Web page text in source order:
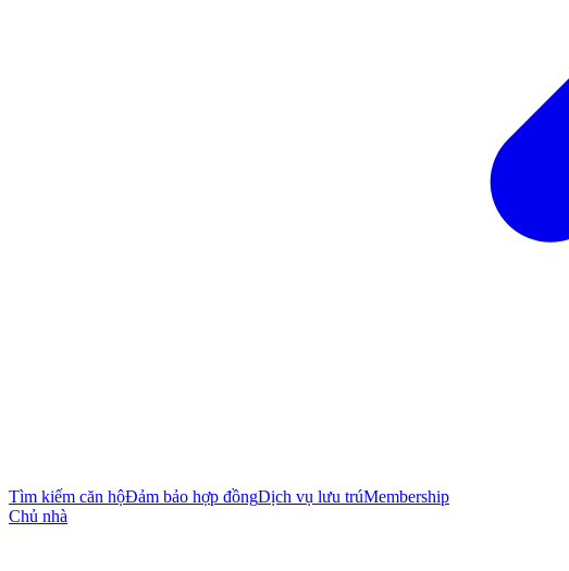
Tìm kiếm căn hộĐảm bảo hợp đồngDịch vụ lưu trúMembership
Chủ nhà